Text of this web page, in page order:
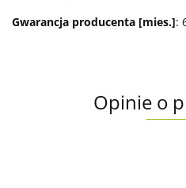
Gwarancja producenta [mies.]:
Opinie o